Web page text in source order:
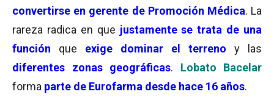
convertirse en gerente de Promoción Médica. La
rareza radica en que justamente se trata de una
función
que exige dominar el terreno y las
diferentes zonas geográficas. Lobato Bacelar
forma parte de Eurofarma desde hace 16 años.